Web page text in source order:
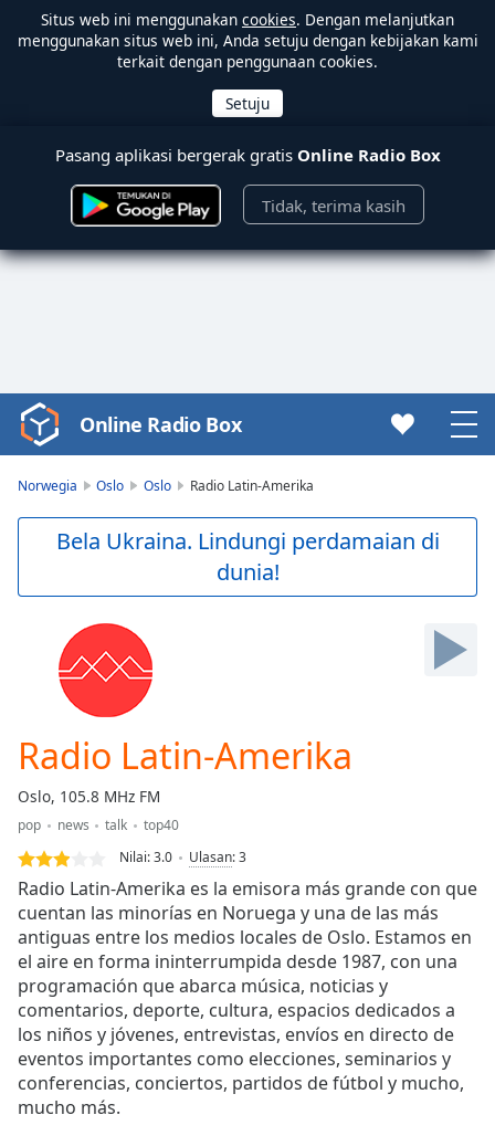
Situs web ini menggunakan cookies. Dengan melanjutkan
menggunakan situs web ini, Anda setuju dengan kebijakan kami
terkait dengan penggunaan cookies.
Pasang aplikasi bergerak gratis Online Radio Box
Tidak, terima kasih
Video
Player
Skip
Forward
Loaded :
0.00%
Stream
Type LIVE
Seek to
live,
currently
behind
live LIVE
Remaining
Time-
Playback
Online Radio Box
Norwegia Oslo Oslo Radio Latin-Amerika
Bela Ukraina. Lindungi perdamaian di
dunia!
Radio Latin-Amerika
Oslo, 105.8 MHz FM
pop news talk
top40
Nilai:3.0 Ulasan:3
Radio Latin-Amerika es la emisora más grande con que
cuentan las minorías en Noruega y una de las más
antiguas entre los medios locales de Oslo. Estamos en
el aire en forma ininterrumpida desde 1987, con una
programación que abarca música, noticias y
comentarios, deporte, cultura, espacios dedicados a
los niños y jóvenes, entrevistas, envíos en directo de
eventos importantes como elecciones, seminarios y
conferencias, conciertos, partidos de fútbol y mucho,
mucho más.